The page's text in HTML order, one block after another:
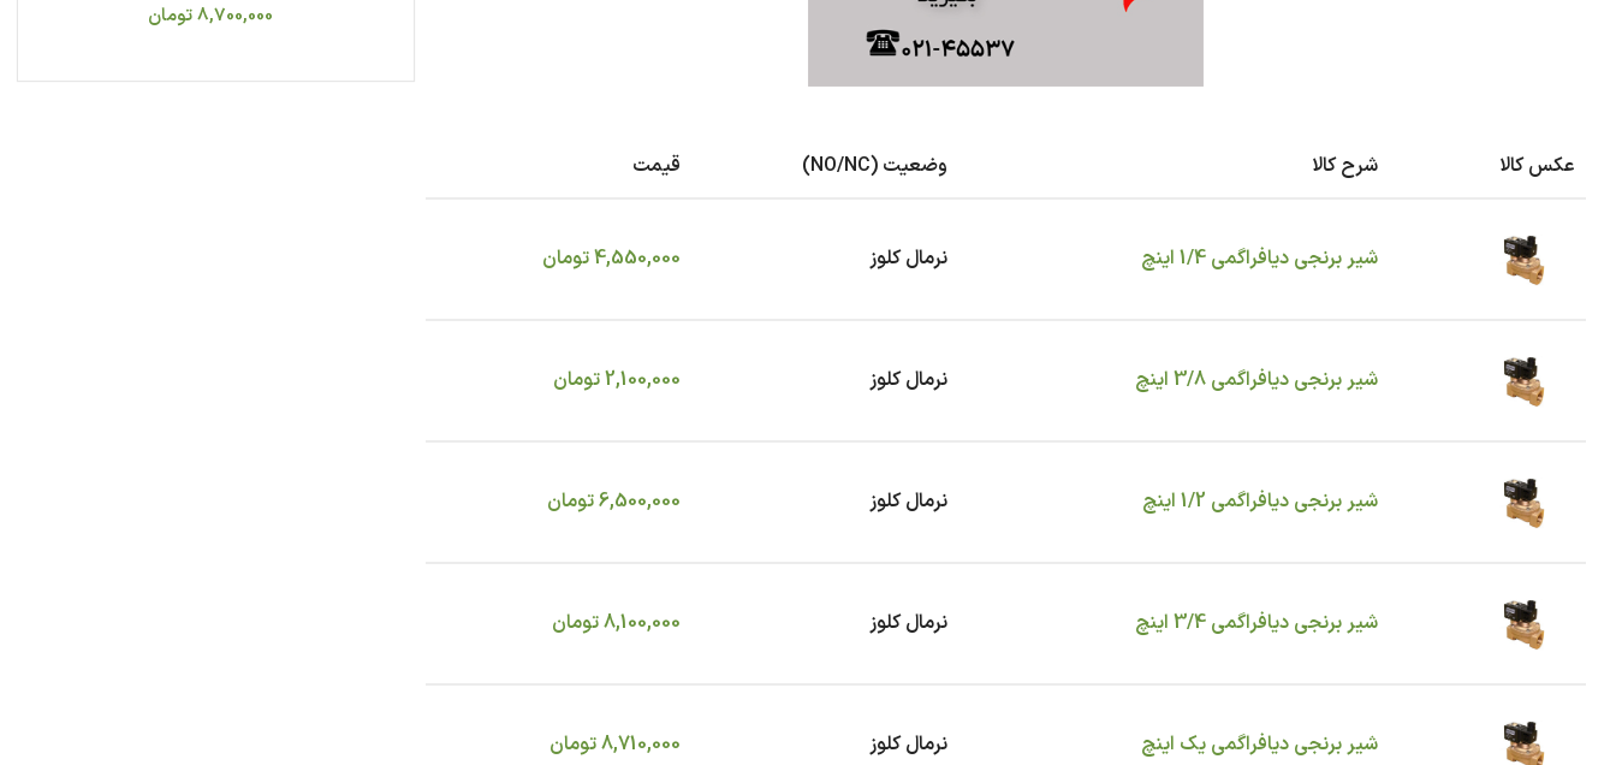
عکس کالا شرح کالا وضعیت (NO/NC) قیمت
شیر برنجی دیافراگمی 1/4 اینچ نرمال کلوز 4,550,000تومان
شیر برنجی دیافراگمی 3/8 اینچ نرمال کلوز 2,100,000تومان
شیر برنجی دیافراگمی 1/2 اینچ نرمال کلوز 6,500,000تومان
شیر برنجی دیافراگمی 3/4 اینچ نرمال کلوز 8,100,000تومان
شیر برنجی دیافراگمی یک اینچ نرمال کلوز 8,710,000تومان
8,700,000تومان